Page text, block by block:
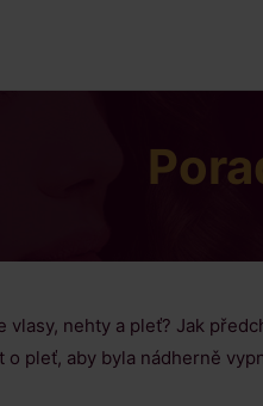
vlasy, nehty a pleť? Jak
pleť, aby byla nádherně